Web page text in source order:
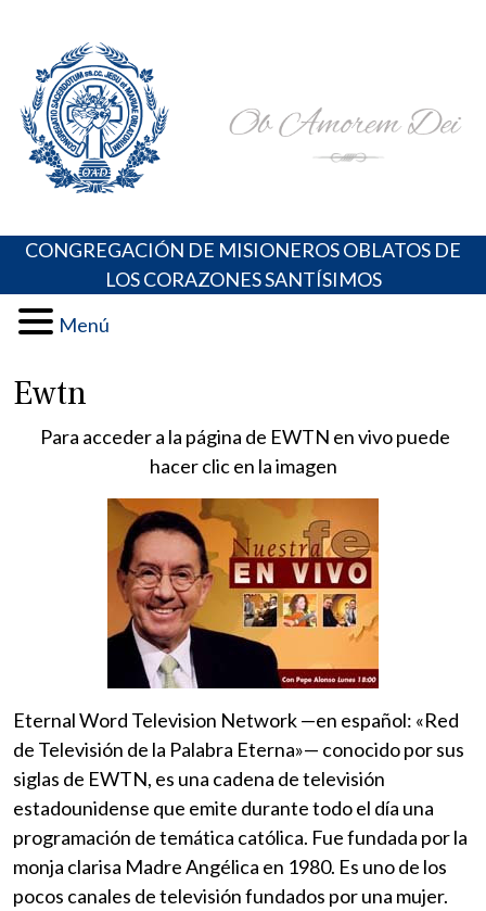
content
Portal de los Padres Oblatos. Advocaciones Marianas,
Oraciones, Música religiosa y más
CONGREGACIÓN DE MISIONEROS OBLATOS DE
LOS CORAZONES SANTÍSIMOS
Menú
Ewtn
Para acceder a la página de EWTN en vivo puede
hacer clic en la imagen
Eternal Word Television Network —en español: «Red
de Televisión de la Palabra Eterna»— conocido por sus
siglas de EWTN, es una cadena de televisión
estadounidense que emite durante todo el día una
programación de temática católica. Fue fundada por la
monja clarisa Madre Angélica en 1980. Es uno de los
pocos canales de televisión fundados por una mujer.